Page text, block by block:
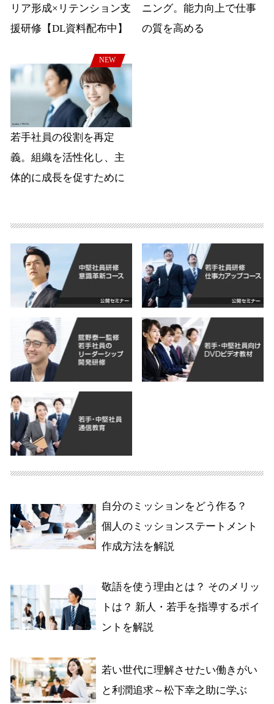
リア形成×リテンション支
援研修【DL資料配布中】
ニング。能力向上で仕事
の質を高める
NEW
若手社員の役割を再定
義。組織を活性化し、主
体的に成長を促すために
自分のミッションをどう作る？
個人のミッションステートメント
作成方法を解説
敬語を使う理由とは？ そのメリッ
トは？ 新人・若手を指導するポイ
ントを解説
若い世代に理解させたい働きがい
と利潤追求～松下幸之助に学ぶ